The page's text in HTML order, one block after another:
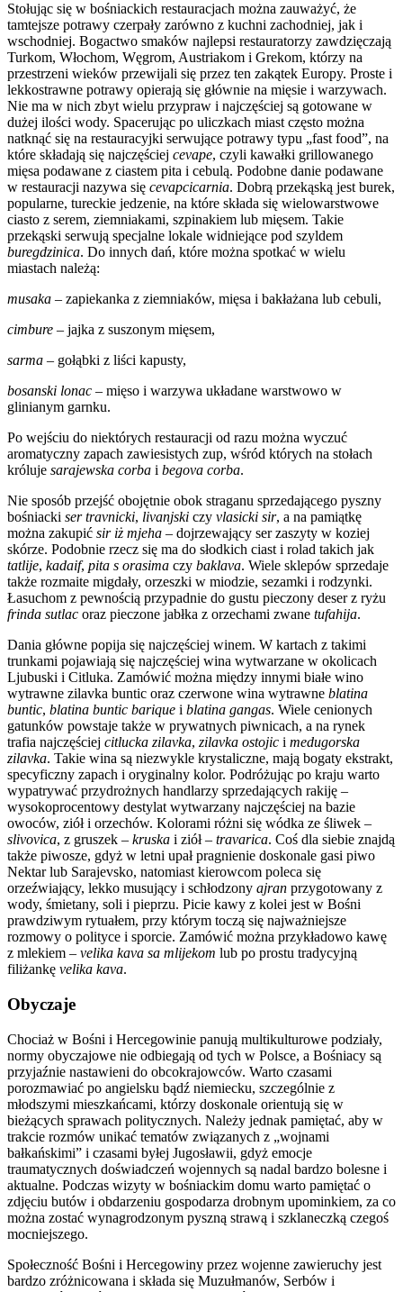
Stołując się w bośniackich restauracjach można zauważyć, że
tamtejsze potrawy czerpały zarówno z kuchni zachodniej, jak i
wschodniej. Bogactwo smaków najlepsi restauratorzy zawdzięczają
Turkom, Włochom, Węgrom, Austriakom i Grekom, którzy na
przestrzeni wieków przewijali się przez ten zakątek Europy. Proste i
lekkostrawne potrawy opierają się głównie na mięsie i warzywach.
Nie ma w nich zbyt wielu przypraw i najczęściej są gotowane w
dużej ilości wody. Spacerując po uliczkach miast często można
natknąć się na restauracyjki serwujące potrawy typu „fast food”, na
które składają się najczęściej cevape, czyli kawałki grillowanego
mięsa podawane z ciastem pita i cebulą. Podobne danie podawane
w restauracji nazywa się cevapcicarnia. Dobrą przekąską jest burek,
popularne, tureckie jedzenie, na które składa się wielowarstwowe
ciasto z serem, ziemniakami, szpinakiem lub mięsem. Takie
przekąski serwują specjalne lokale widniejące pod szyldem
buregdzinica. Do innych dań, które można spotkać w wielu
miastach należą:
musaka – zapiekanka z ziemniaków, mięsa i bakłażana lub cebuli,
cimbure – jajka z suszonym mięsem,
sarma – gołąbki z liści kapusty,
bosanski lonac – mięso i warzywa układane warstwowo w
glinianym garnku.
Po wejściu do niektórych restauracji od razu można wyczuć
aromatyczny zapach zawiesistych zup, wśród których na stołach
króluje sarajewska corba i begova corba.
Nie sposób przejść obojętnie obok straganu sprzedającego pyszny
bośniacki ser travnicki, livanjski czy vlasicki sir, a na pamiątkę
można zakupić sir iż mjeha – dojrzewający ser zaszyty w koziej
skórze. Podobnie rzecz się ma do słodkich ciast i rolad takich jak
tatlije, kadaif, pita s orasima czy baklava. Wiele sklepów sprzedaje
także rozmaite migdały, orzeszki w miodzie, sezamki i rodzynki.
Łasuchom z pewnością przypadnie do gustu pieczony deser z ryżu
frinda sutlac oraz pieczone jabłka z orzechami zwane tufahija.
Dania główne popija się najczęściej winem. W kartach z takimi
trunkami pojawiają się najczęściej wina wytwarzane w okolicach
Ljubuski i Citluka. Zamówić można między innymi białe wino
wytrawne zilavka buntic oraz czerwone wina wytrawne blatina
buntic, blatina buntic barique i blatina gangas. Wiele cenionych
gatunków powstaje także w prywatnych piwnicach, a na rynek
trafia najczęściej citlucka zilavka, zilavka ostojic i medugorska
zilavka. Takie wina są niezwykle krystaliczne, mają bogaty ekstrakt,
specyficzny zapach i oryginalny kolor. Podróżując po kraju warto
wypatrywać przydrożnych handlarzy sprzedających rakiję –
wysokoprocentowy destylat wytwarzany najczęściej na bazie
owoców, ziół i orzechów. Kolorami różni się wódka ze śliwek –
slivovica, z gruszek – kruska i ziół – travarica. Coś dla siebie znajdą
także piwosze, gdyż w letni upał pragnienie doskonale gasi piwo
Nektar lub Sarajevsko, natomiast kierowcom poleca się
orzeźwiający, lekko musujący i schłodzony ajran przygotowany z
wody, śmietany, soli i pieprzu. Picie kawy z kolei jest w Bośni
prawdziwym rytuałem, przy którym toczą się najważniejsze
rozmowy o polityce i sporcie. Zamówić można przykładowo kawę
z mlekiem – velika kava sa mlijekom lub po prostu tradycyjną
filiżankę velika kava.
Obyczaje
Chociaż w Bośni i Hercegowinie panują multikulturowe podziały,
normy obyczajowe nie odbiegają od tych w Polsce, a Bośniacy są
przyjaźnie nastawieni do obcokrajowców. Warto czasami
porozmawiać po angielsku bądź niemiecku, szczególnie z
młodszymi mieszkańcami, którzy doskonale orientują się w
bieżących sprawach politycznych. Należy jednak pamiętać, aby w
trakcie rozmów unikać tematów związanych z „wojnami
bałkańskimi” i czasami byłej Jugosławii, gdyż emocje
traumatycznych doświadczeń wojennych są nadal bardzo bolesne i
aktualne. Podczas wizyty w bośniackim domu warto pamiętać o
zdjęciu butów i obdarzeniu gospodarza drobnym upominkiem, za co
można zostać wynagrodzonym pyszną strawą i szklaneczką czegoś
mocniejszego.
Społeczność Bośni i Hercegowiny przez wojenne zawieruchy jest
bardzo zróżnicowana i składa się Muzułmanów, Serbów i